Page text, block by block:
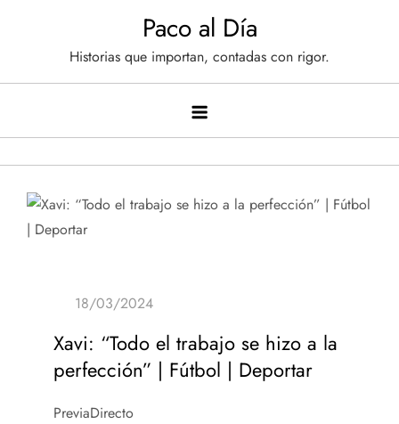
Paco al Día
Historias que importan, contadas con rigor.
Xavi: “Todo el trabajo se hizo a la
perfección” | Fútbol | Deportar
PreviaDirecto